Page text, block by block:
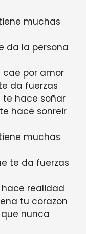
muchas
da la persona
cae por amor
da fuerzas
te hace soñar
hace sonreir
muchas
te da fuerzas
hace realidad
tu corazon
nunca